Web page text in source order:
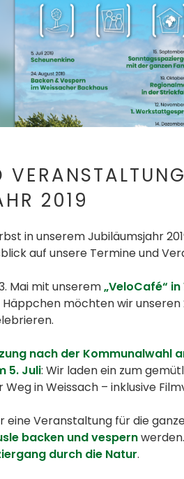
Stärken.
2019
in unserem Jubiläumsjahr
auf unsere Termine und
Mai mit unserem„VeloCafé“
möchten wir
nach der Kommunalwahl
5. Juli: Wir laden ein zum
in Weissach – inklusive
eine Veranstaltung für die
backen und vespern
durch die Natur.